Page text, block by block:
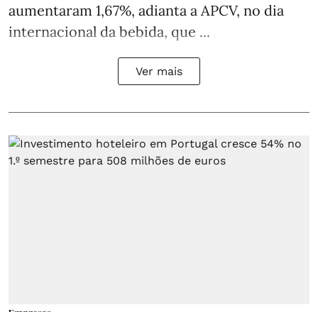
aumentaram 1,67%, adianta a APCV, no dia
internacional da bebida, que ...
Ver mais